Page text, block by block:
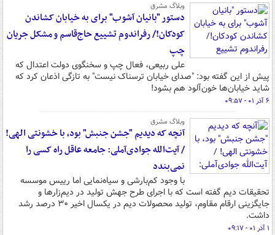
وبلاگ مشرق
دستور "بانیان آشوب" برای به خیابان کشاندن
کودکان!/ رفراندوم تشییع حاج‌قاسم و مشکل جریان
چپ
علی ربیعی، فعال چپ و سخنگوی دولت اعتدال که
پیش از این گفته بود: "صدای خیابان ترسناک نیست" به تازگی اذعان کرد که
شاید خیابان‌ها خون‌آلود هم بشود!
۶ آذر ۰۱ - ۰۹:۵۷
وبلاگ مشرق
آنچه که دیدیم "جشن جنبش" بود، با خشونتی الهی!
/ آیت‌الله جوادی‌آملی: جامعه عاقل راه کسی را
نمی‌بندد
با وجود کم‌بارشی و سیاه‌نمایی اما رییس موسسه
تحقیقات دیم گفته است که با اجرای طرح جهش تولید در دیم‌زارها و
جایگزینی ارقام مقاوم، تولید محصولات دیم در یکسال اخیر ۳۰ درصد رشد
داشت.
۱ آذر ۰۱ - ۰۹:۱۷